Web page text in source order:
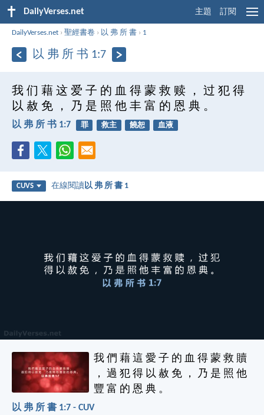
DailyVerses.net 主題 訂閱
DailyVerses.net ›聖經書卷 › 以 弗 所 書 › 1
以 弗 所 书 1:7
我 们 藉 这 爱 子 的 血 得 蒙 救 赎 ， 过 犯 得
以 赦 免 ， 乃 是 照 他 丰 富 的 恩 典 。
以 弗 所 书 1:7 罪 救主 饒恕 血液
CUVS 在線閱讀以 弗 所 書 1
我 們 藉 這 愛 子 的 血 得 蒙 救 贖
， 過 犯 得 以 赦 免 ， 乃 是 照 他
豐 富 的 恩 典 。
以 弗 所 書 1:7 - CUV